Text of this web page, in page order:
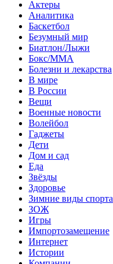
Актеры
Аналитика
Баскетбол
Безумный мир
Биатлон/Лыжи
Бокс/MMA
Болезни и лекарства
В мире
В России
Вещи
Военные новости
Волейбол
Гаджеты
Дети
Дом и сад
Еда
Звёзды
Здоровье
Зимние виды спорта
ЗОЖ
Игры
Импортозамещение
Интернет
Истории